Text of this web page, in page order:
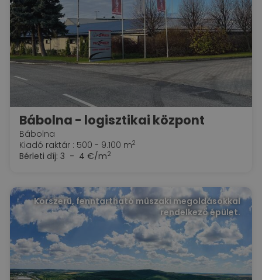
Bábolna - logisztikai központ
Bábolna
Kiadó raktár : 500 - 9.100 m2
Bérleti díj: 3 - 4 €/m2
Korszerű, fenntartható műszaki megoldásokkal
rendelkező épület.